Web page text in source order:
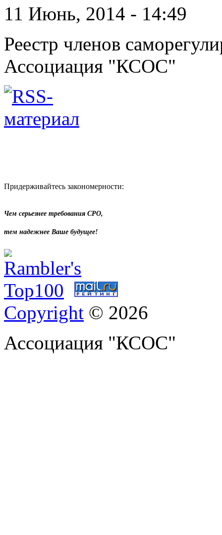
11 Июнь, 2014 - 14:49
Реестр членов
Ассоциация "КСОС"
Придерживайтесь закономерности:
Чем серьезнее требования СРО,
тем надежнее Ваше будущее!
Copyright © 2026
Ассоциация "КСОС"